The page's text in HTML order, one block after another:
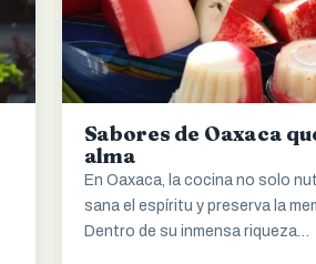
Sabores de Oaxaca
alma
En Oaxaca, la cocina no solo
sana el espíritu y preserva la
Dentro de su inmensa riqueza…